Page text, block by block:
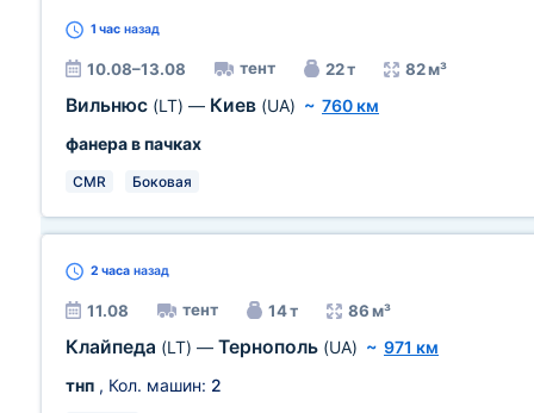
1 час назад
10.08–13.08 тент 22 т 82 м³
Вильнюс (LT) — Киев (UA) ~ 760 км
фанера в пачках
CMR Боковая
2 часа назад
11.08 тент 14 т 86 м³
Клайпеда (LT) — Тернополь (UA) ~ 971 км
тнп , Кол. машин: 2